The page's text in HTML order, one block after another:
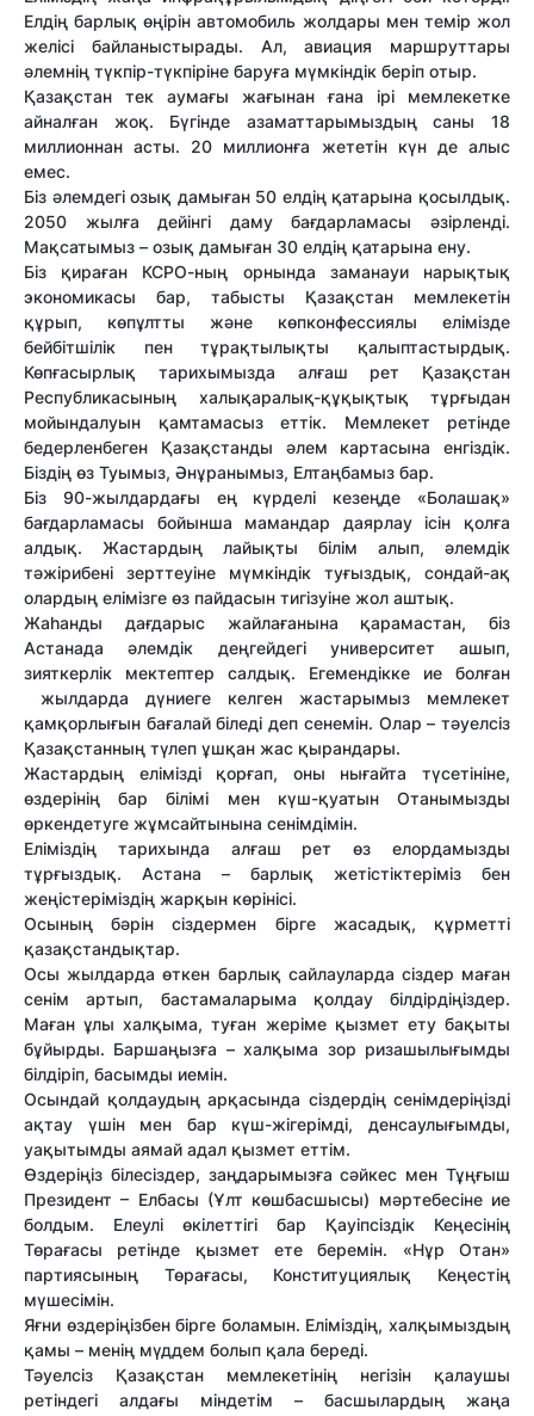
Елдің барлық өңірін автомобиль жолдары мен темір жол
желісі байланыстырады. Ал, авиация маршруттары
әлемнің түкпір-түкпіріне баруға мүмкіндік беріп отыр.
Қазақстан тек аумағы жағынан ғана ірі мемлекетке
айналған жоқ. Бүгінде азаматтарымыздың саны 18
миллионнан асты. 20 миллионға жететін күн де алыс
емес.
Біз әлемдегі озық дамыған 50 елдің қатарына қосылдық.
2050 жылға дейінгі даму бағдарламасы әзірленді.
Мақсатымыз – озық дамыған 30 елдің қатарына ену.
Біз қираған КСРО-ның орнында заманауи нарықтық
экономикасы бар, табысты Қазақстан мемлекетін
құрып, көпұлтты және көпконфессиялы елімізде
бейбітшілік пен тұрақтылықты қалыптастырдық.
Көпғасырлық тарихымызда алғаш рет Қазақстан
Республикасының халықаралық-құқықтық тұрғыдан
мойындалуын қамтамасыз еттік. Мемлекет ретінде
бедерленбеген Қазақстанды әлем картасына енгіздік.
Біздің өз Туымыз, Әнұранымыз, Елтаңбамыз бар.
Біз 90-жылдардағы ең күрделі кезеңде «Болашақ»
бағдарламасы бойынша мамандар даярлау ісін қолға
алдық. Жастардың лайықты білім алып, әлемдік
тәжірибені зерттеуіне мүмкіндік туғыздық, сондай-ақ
олардың елімізге өз пайдасын тигізуіне жол аштық.
Жаһанды дағдарыс жайлағанына қарамастан, біз
Астанада әлемдік деңгейдегі университет ашып,
зияткерлік мектептер салдық. Егемендікке ие болған
жылдарда дүниеге келген жастарымыз мемлекет
қамқорлығын бағалай біледі деп сенемін. Олар – тәуелсіз
Қазақстанның түлеп ұшқан жас қырандары.
Жастардың елімізді қорғап, оны нығайта түсетініне,
өздерінің бар білімі мен күш-қуатын Отанымызды
өркендетуге жұмсайтынына сенімдімін.
Еліміздің тарихында алғаш рет өз елордамызды
тұрғыздық. Астана – барлық жетістіктеріміз бен
жеңістеріміздің жарқын көрінісі.
Осының бәрін сіздермен бірге жасадық, құрметті
қазақстандықтар.
Осы жылдарда өткен барлық сайлауларда сіздер маған
сенім артып, бастамаларыма қолдау білдірдіңіздер.
Маған ұлы халқыма, туған жеріме қызмет ету бақыты
бұйырды. Баршаңызға – халқыма зор ризашылығымды
білдіріп, басымды иемін.
Осындай қолдаудың арқасында сіздердің сенімдеріңізді
ақтау үшін мен бар күш-жігерімді, денсаулығымды,
уақытымды аямай адал қызмет еттім.
Өздеріңіз білесіздер, заңдарымызға сәйкес мен Тұңғыш
Президент – Елбасы (Ұлт көшбасшысы) мәртебесіне ие
болдым. Елеулі өкілеттігі бар Қауіпсіздік Кеңесінің
Төрағасы ретінде қызмет ете беремін. «Нұр Отан»
партиясының Төрағасы, Конституциялық Кеңестің
мүшесімін.
Яғни өздеріңізбен бірге боламын. Еліміздің, халқымыздың
қамы – менің мүддем болып қала береді.
Тәуелсіз Қазақстан мемлекетінің негізін қалаушы
ретіндегі алдағы міндетім – басшылардың жаңа